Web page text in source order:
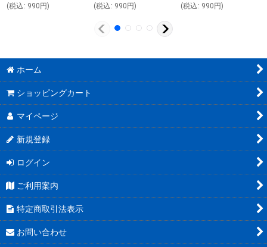
(税込 : 990 円)
(税込 : 990 円)
(税込 : 990 円)
ホーム
ショッピングカート
マイページ
新規登録
ログイン
ご利用案内
特定商取引法表示
お問い合わせ